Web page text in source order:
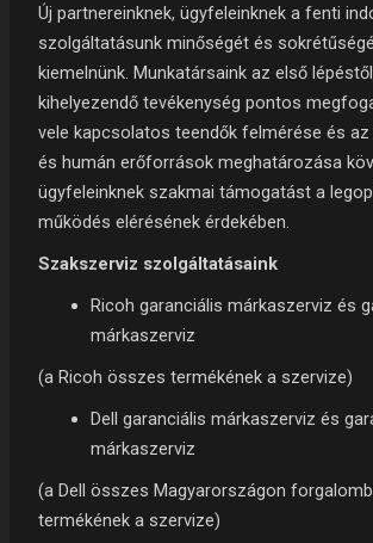
Új partnereinknek, ügyfeleinknek a fenti
szolgáltatásunk minőségét és
kiemelnünk. Munkatársaink az első
kihelyezendő tevékenység pontos
vele kapcsolatos teendők felmérése és
és humán erőforrások meghatározása
ügyfeleinknek szakmai támogatást a
működés elérésének érdekében.
Szakszerviz szolgáltatásaink
Ricoh garanciális márkaszerviz és
márkaszerviz
(a Ricoh összes termékének a szervize)
Dell garanciális márkaszerviz és
márkaszerviz
(a Dell összes Magyarországon
termékének a szervize)